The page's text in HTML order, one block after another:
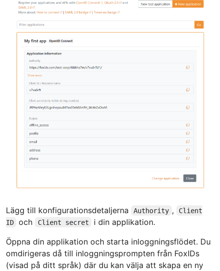
Lägg till konfigurationsdetaljerna Authority ,
Client
ID
och Client secret
i din applikation.
Öppna din applikation och starta inloggningsflödet. Du
omdirigeras då till inloggningsprompten från FoxIDs
(visad på ditt språk) där du kan välja att skapa en ny